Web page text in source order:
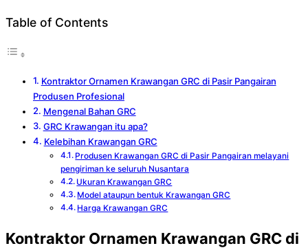
Table of Contents
Kontraktor Ornamen Krawangan GRC di Pasir Pangairan
Produsen Profesional
Mengenal Bahan GRC
GRC Krawangan itu apa?
Kelebihan Krawangan GRC
Produsen Krawangan GRC di Pasir Pangairan melayani
pengiriman ke seluruh Nusantara
Ukuran Krawangan GRC
Model ataupun bentuk Krawangan GRC
Harga Krawangan GRC
Kontraktor Ornamen Krawangan GRC di